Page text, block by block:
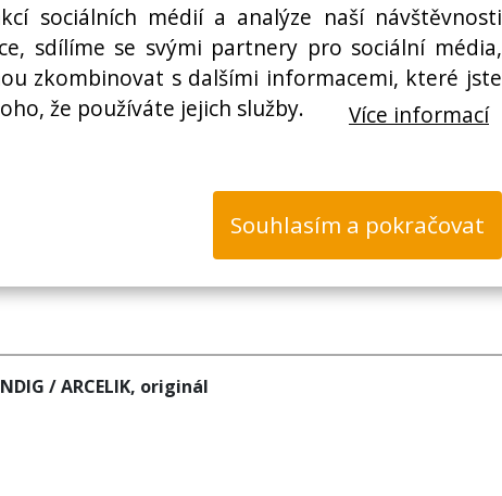
sociálních médií a analýze naší návštěvnosti
sdílíme se svými partnery pro sociální média,
zkombinovat s dalšími informacemi, které jste
že používáte jejich služby.
Více informací
Souhlasím a pokračovat
Cena s DPH:
Cena bez DPH:
/ ARCELIK, originál